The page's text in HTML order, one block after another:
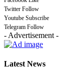
Twitter Follow
Youtube Subscribe
Telegram Follow
- Advertisement -
Latest News